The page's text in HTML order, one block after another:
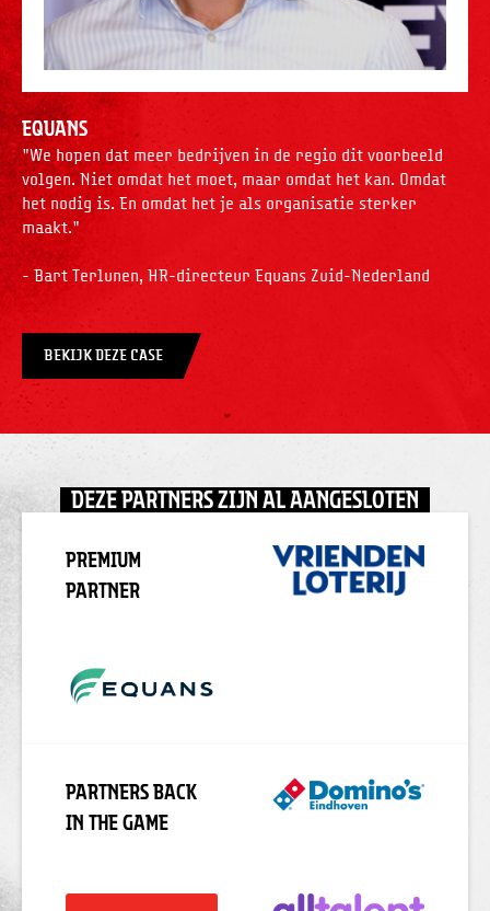
Equans
"We hopen dat meer bedrijven in de regio dit voorbeeld
volgen. Niet omdat het moet, maar omdat het kan. Omdat
het nodig is. En omdat het je als organisatie sterker
maakt."
- Bart Terlunen, HR-directeur Equans Zuid-Nederland
BEKIJK DEZE CASE
DEZE PARTNERS ZIJN AL AANGESLOTEN
PREMIUM
PARTNER
PARTNERS BACK
IN THE GAME